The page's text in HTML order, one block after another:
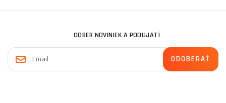
ODBER NOVINIEK A PODUJATÍ